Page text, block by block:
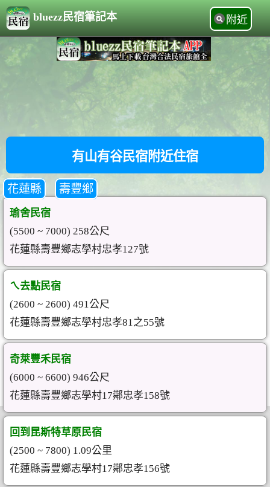
bluezz民宿筆記本 附近
有山有谷民宿附近住宿
花蓮縣 壽豐鄉
瑜舍民宿
(5500 ~ 7000) 258公尺
花蓮縣壽豐鄉志學村忠孝127號
ㄟ去點民宿
(2600 ~ 2600) 491公尺
花蓮縣壽豐鄉志學村忠孝81之55號
奇萊豐禾民宿
(6000 ~ 6600) 946公尺
花蓮縣壽豐鄉志學村17鄰忠孝158號
回到昆斯特草原民宿
(2500 ~ 7800) 1.09公里
花蓮縣壽豐鄉志學村17鄰忠孝156號